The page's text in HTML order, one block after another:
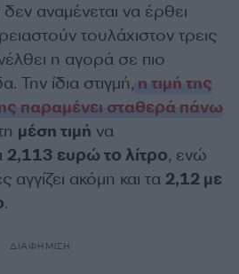
αναμένεται να έρθει
τουλάχιστον τρεις
η αγορά σε πιο
Την ίδια στιγμή, η τιμή της
παραμένει σταθερά πάνω
μέση τιμή να
2,113 ευρώ το λίτρο, ενώ
αγγίζει ακόμη και τα 2,12 με
.
ΔΙΑΦΗΜΙΣΗ